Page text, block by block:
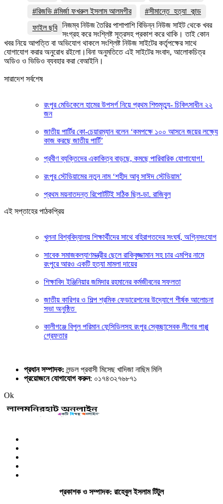
#রিজভি #মির্জা ফখরুল ইসলাম আলমগীর
#সীমান্তে_হত্যা_কান্ড
ফাইল ছবি নিজম্ব নিউজ তৈরির পাশাপাশি বিভিন্ন নিউজ সাইট থেকে খবর
সংগ্রহ করে সংশ্লিষ্ট সূত্রসহ প্রকাশ করে থাকি। তাই কোন
খবর নিয়ে আপত্তি বা অভিযোগ থাকলে সংশ্লিষ্ট নিউজ সাইটের কর্তৃপক্ষের সাথে
যোগাযোগ করার অনুরোধ রইলো।বিনা অনুমতিতে এই সাইটের সংবাদ, আলোকচিত্র
অডিও ও ভিডিও ব্যবহার করা বেআইনি।
সারাদেশ সর্বশেষ
রংপুর মেডিকেলে হামের উপসর্গ নিয়ে প্রথম শিশুমৃত্যু- চিকিৎসাধীন ২২
জন
জাতীয় পার্টির কো-চেয়ারম্যান বলেন ‘কমপক্ষে ১০০ আসনে জয়ের লক্ষ্যে
কাজ করছে জাতীয় পার্টি’
প্রবীণ ব্যক্তিদের একাকিত্ব বাড়ছে, কমছে পারিবারিক যোগাযোগ!
রংপুর স্টেডিয়ামের নতুন নাম ‘শহীদ আবু সাঈদ স্টেডিয়াম’
প্রথম ময়নাতদন্ত রিপোর্টটিই সঠিক ছিল-ডা. রাজিবুল
এই সপ্তাহের পাঠকপ্রিয়
খুলনা বিশ্ববিদ্যালয় শিক্ষার্থীদের সাথে বহিরাগতদের সংঘর্ষ, অগ্নিসংযোগ
সাবেক সমাজকল্যাণমন্ত্রীর ছেলে রাকিবুজ্জামান সহ চার এমপির নামে
রংপুরে আরও একটি হত্যা মামলা দায়ের
শিক্ষাবিদ ইঞ্জিনিয়ার জমিদার রহমানের কর্মজীবনের সফলতা
জাতীয় কারিগর ও শিল্প শ্রমিক ফেডারেশনের উদ্যোগে শীর্ষক আলোচনা
সভা অনুষ্ঠিত
কালীগঞ্জে বিপুল পরিমান ফেন্সিডিলসহ রংপুর স্বেচ্ছাসেবক লীগের পাপ্পু
গ্রেফতার
প্রধান সম্পাদক: লন্ডল প্রবাসী মিসেছ খাদিজা নাছিম মিলি
প্রয়োজনে যোগাযোগ করুন: ০১৭৪৩২৭৬৮৭১
Ok
প্রকাশক ও সম্পাদক: রাহেবুল ইসলাম টিটুল